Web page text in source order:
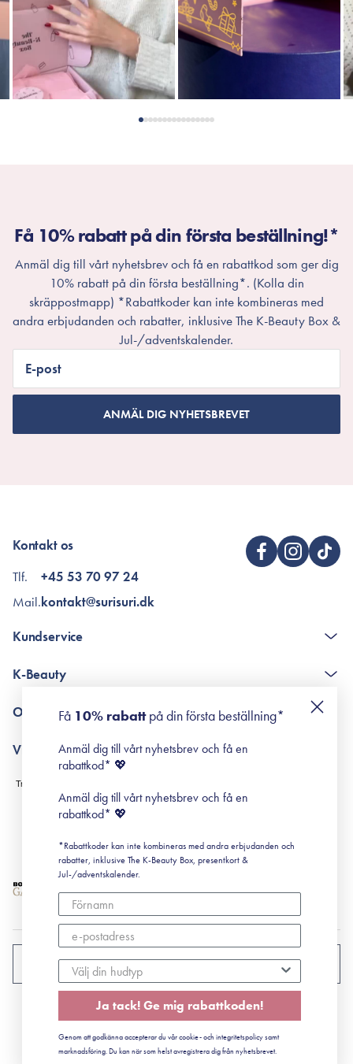
Få 10% rabatt på din första beställning!*
Anmäl dig till vårt nyhetsbrev och få en rabattkod som ger dig
10% rabatt på din första beställning*. (Kolla din
skräppostmapp) *Rabattkoder kan inte kombineras med
andra erbjudanden och rabatter, inklusive The K-Beauty Box &
Jul-/adventskalender.
E-post
ANMÄL DIG NYHETSBREVET
Kontakt os
Tlf.
Mail.
+45 53 70 97 24
kontakt@surisuri.dk
Kundservice
Poängshop - frågor och svar
K-Beauty
Retinol för nybörjare
Om Surisuri
Black Friday
Villkor
Leverans & Retur
Köpvillkor
Prenumerationsvillkor
Cookiepolicy
SVERIGE
© 2022 Surisuri ApS - Storstrømsvej 42, 6715 Esbjerg N
CVR: 41492252
Få 10% rabattpå din första beställning*
Anmäl dig till vårt nyhetsbrev och få en
rabattkod* 💖
Anmäl dig till vårt nyhetsbrev och få en
rabattkod* 💖
*Rabattkoder kan inte kombineras med andra erbjudanden och
rabatter, inklusive The K-Beauty Box, presentkort &
Jul-/adventskalender.
Ja tack! Ge mig rabattkoden!
Genom att godkänna accepterar du vår cookie- och integritetspolicy samt
marknadsföring. Du kan när som helst avregistrera dig från nyhetsbrevet.